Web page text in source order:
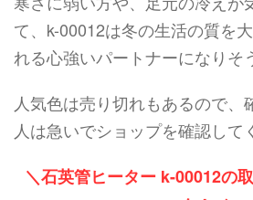
て、k-00012は冬の生活の質を
れる心強いパートナーになりそ
人気色は売り切れもあるので、
人は急いでショップを確認して
＼石英管ヒーター k-00012の